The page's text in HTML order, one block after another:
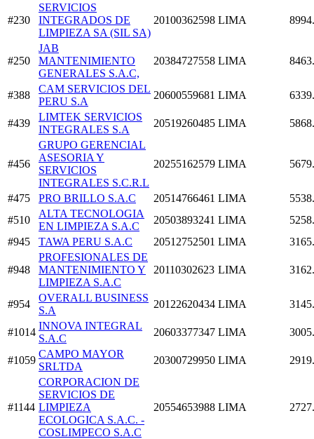
#230
SERVICIOS
INTEGRADOS DE
LIMPIEZA SA (SIL SA)
20100362598 LIMA
#250
JAB
MANTENIMIENTO
GENERALES S.A.C,
20384727558 LIMA
#388
CAM SERVICIOS DEL
PERU S.A
20600559681 LIMA
#439
LIMTEK SERVICIOS
INTEGRALES S.A
20519260485 LIMA
#456
GRUPO GERENCIAL
ASESORIA Y
SERVICIOS
INTEGRALES S.C.R.L
20255162579 LIMA
#475 PRO BRILLO S.A.C 20514766461 LIMA
#510
ALTA TECNOLOGIA
EN LIMPIEZA S.A.C
20503893241 LIMA
#945
TAWA PERU S.A.C 20512752501 LIMA
#948
PROFESIONALES DE
MANTENIMIENTO Y
LIMPIEZA S.A.C
20110302623 LIMA
#954
OVERALL BUSINESS
S.A
20122620434 LIMA
#1014
INNOVA INTEGRAL
S.A.C
20603377347 LIMA
#1059
CAMPO MAYOR
SRLTDA
20300729950 LIMA
#1144
CORPORACION DE
SERVICIOS DE
LIMPIEZA
ECOLOGICA S.A.C. -
COSLIMPECO S.A.C
20554653988 LIMA